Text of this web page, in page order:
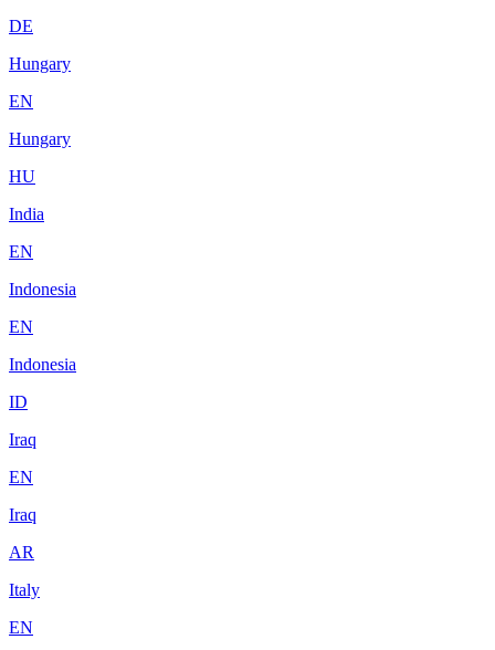
DE
Hungary
EN
Hungary
HU
India
EN
Indonesia
EN
Indonesia
ID
Iraq
EN
Iraq
AR
Italy
EN